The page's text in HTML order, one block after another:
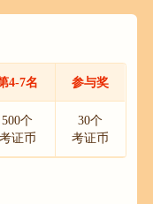
4-7名 参与奖
500个
考证币
30个
考证币